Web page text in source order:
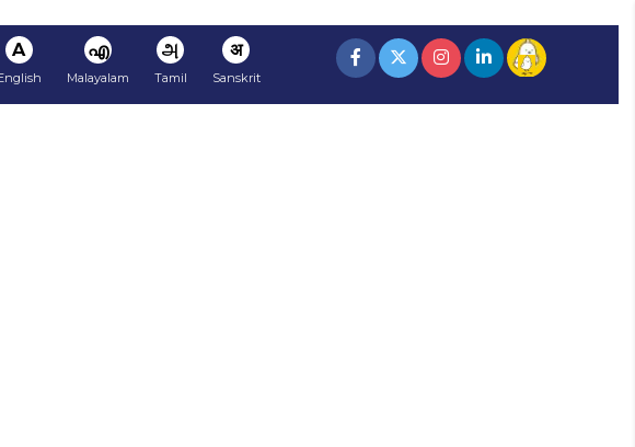
A എ
Malayalam
அ
Tamil
अ
Sanskrit